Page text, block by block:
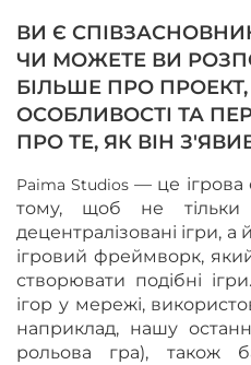
ВИ Є
ЧИ МОЖЕТЕ ВИ
БІЛЬШЕ ПРО
ОСОБЛИВОСТІ ТА
ПРО ТЕ, ЯК ВІН
Paima Studios— це ігрова
тому, щоб не тільки
децентралізовані ігри,
ігровий фреймворк,
створювати подібні
ігор у мережі,
наприклад, нашу
рольова гра), також